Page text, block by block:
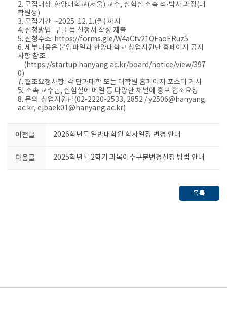
2. 모집대상: 한양대학교(서울) 교수, 실험실 소속 석·박사 과정(대
학원생)
3. 모집기간: ~2025. 12. 1.(월) 까지
4. 신청방법: 구글 폼 신청서 작성 제출
5. 신청주소: https://forms.gle/W4aCtv21QFaoERuz5
6. 세부내용은 붙임파일과 한양대학교 창업지원단 홈페이지 공지
사항 참조
(https://startup.hanyang.ac.kr/board/notice/view/397
0)
7. 협조요청사항: 각 단과대학 또는 대학원 홈페이지 포스터 게시
및 소속 교수님, 실험실에 메일 등 다양한 채널에 홍보 협조요청
8. 문의: 창업지원단(02-2220-2533, 2852 / y2506@hanyang.
ac.kr, ejbaek01@hanyang.ac.kr)​
이전글 2026학년도 일반대학원 학사일정 변경 안내
다음글 2025학년도 2학기 과목이수구분변경신청 방법 안내
목록